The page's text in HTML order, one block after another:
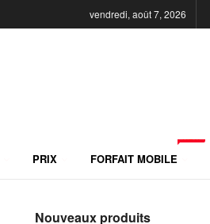
vendredi, août 7, 2026
PRIX FORFAIT MOBILE
Nouveaux produits